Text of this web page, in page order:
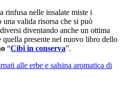
rinfusa nelle insalate miste i
una valida risorsa che si può
diventando anche un ottima
quella presente nel nuovo libro dello
“Cibi in conserva”.
alle erbe e salsina aromatica di